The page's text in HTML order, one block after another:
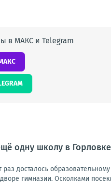
в МАКС и Telegram
одну школу в
досталось
гимназии. Осколками